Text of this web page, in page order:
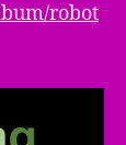
robot